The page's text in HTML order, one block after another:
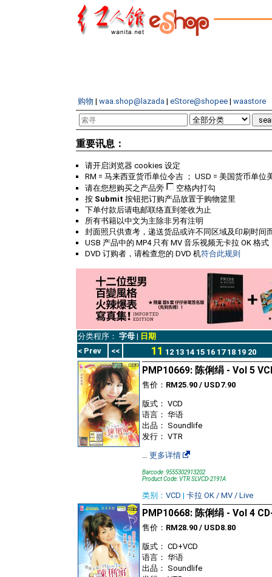
购物 | waa.shop@lazada | eStore@shopee | waastore
重要讯息：
请开启浏览器 cookies 设定
RM = 马来西亚货币单位令吉 ； USD = 美国货币单位
请在您想购买之产品旁
空格内打勾
按 Submit 按钮把订购产品放置于购物篮里
下单付款后请电邮联络直到签收为止
所有书籍以中文为主除非另有注明
封面照只供查考，递送货品或许不同区域及印刷时间
USB 产品中的 MP4 只有 MV 音乐视频无卡拉 OK 格式
DVD 订购者，请检查您的 DVD 机符合此规则
分类程序： 字母 | 日期
< Prev
<< 11 12 13 14 15 16 17 18 19 20
PMP10669: 陈俐绢 - Vol 5
售价： RM25.90 / USD7.90
版式： VCD
语言： 华语
出品： Soundlife
发行： VTR
… 更多详情
Barcode: 9555302913202
Product Code: VTR SLVCD-2191A
类别： VCD | 卡拉 OK / MV / Live
PMP10668: 陈俐绢 - Vol 4
售价： RM28.90 / USD8.80
版式： CD+VCD
语言： 华语
出品： Soundlife